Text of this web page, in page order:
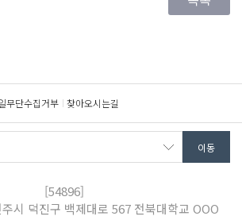
무단수집거부 찾아오시는길
[54896]
시 덕진구 백제대로 567 전북대학교 OOO